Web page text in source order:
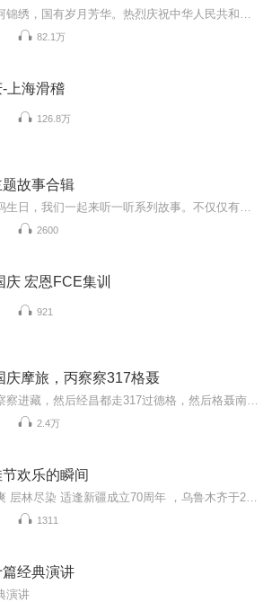
82.1万
-上海滑稽
126.8万
题故事合辑
2600
庆 宏恩FCE集训
921
庆摩旅，丙察察317格聂
2.4万
节欢乐的瞬间
1311
篇经典演讲
演讲